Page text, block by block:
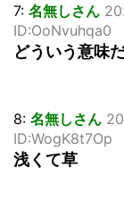
7: 名無しさん
ID:OoNvuhqa0
どういう意味
8: 名無しさん
ID:WogK8t7Op
浅くて草